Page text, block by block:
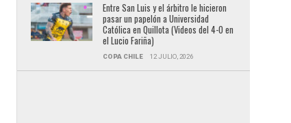
Entre San Luis y el árbitro le hicieron
pasar un papelón a Universidad
Católica en Quillota (Videos del 4-0 en
el Lucio Fariña)
COPA CHILE 12 JULIO, 2026